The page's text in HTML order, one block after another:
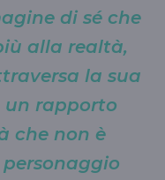
di sé che
alla realtà,
la sua
rapporto
che non è